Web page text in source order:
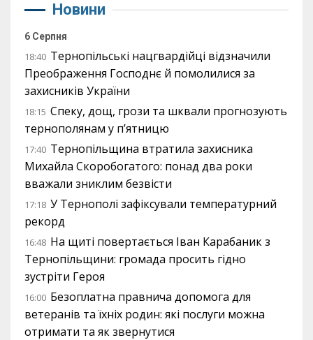
Новини
6 Серпня
18:40 Тернопільські нацгвардійці відзначили
Преображення Господнє й помолилися за
захисників України
18:15 Спеку, дощ, грози та шквали прогнозують
тернополянам у п’ятницю
17:40 Тернопільщина втратила захисника
Михайла Скоробогатого: понад два роки
вважали зниклим безвісти
17:18 У Тернополі зафіксували температурний
рекорд
16:48 На щиті повертається Іван Карабаник з
Тернопільщини: громада просить гідно
зустріти Героя
16:00 Безоплатна правнича допомога для
ветеранів та їхніх родин: які послуги можна
отримати та як звернутися